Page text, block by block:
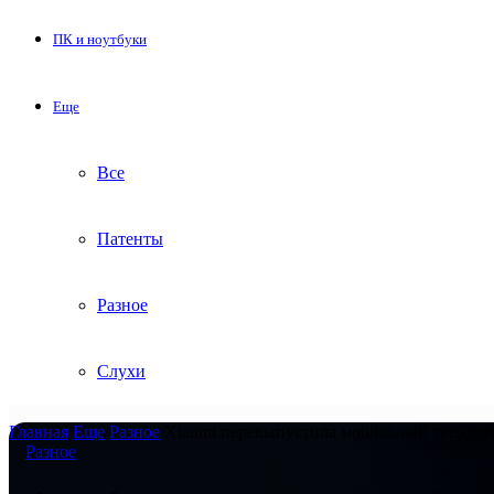
ПК и ноутбуки
Еще
Все
Патенты
Разное
Слухи
Главная Еще Разное
Разное